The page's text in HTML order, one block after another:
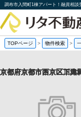
TOPページ > 物件検索 >
京都府京都市西京区下津
京都府京都市西京区川島
京都府京都市西京区下津
京都府京都市下京区二人